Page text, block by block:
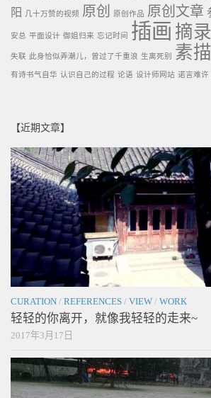
阳
几十万赞的视频 原创 原创作品 原创文章
安总 平面设计 御姐归来 忘记时间 插画 摘录
失联 此身恰似弄潮儿，曾过了千重浪 生离死别 素描
有诗书气自华 认识自己的过程 论语 设计师网站 诺言难许
【近期文章】
CURATION / REFERENCES / VIEW / WORK
轻轻的你离开，就像我轻轻的走来~
2017年3月17日